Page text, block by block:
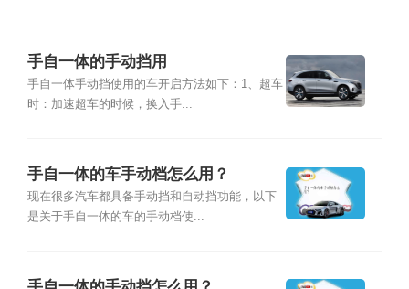
手自一体的手动挡用
手自一体手动挡使用的车开启方法如下：1、超车
时：加速超车的时候，换入手...
手自一体的车手动档怎么用？
现在很多汽车都具备手动挡和自动挡功能，以下
是关于手自一体的车的手动档使...